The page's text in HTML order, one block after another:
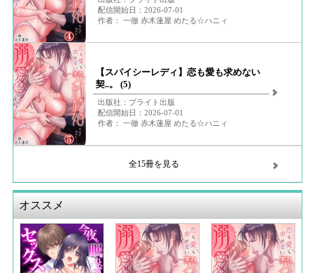
配信開始日：2026-07-01
作者： 一徹 赤木蓮屋 めたる☆ハニィ
【スパイシーレディ】恋も愛も求めない
契..。 (5)
出版社：ブライト出版
配信開始日：2026-07-01
作者： 一徹 赤木蓮屋 めたる☆ハニィ
全15冊を見る
オススメ